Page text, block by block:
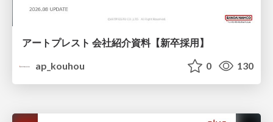
アートプレスト 会社紹介資料【新卒採用】
ap_kouhou
0 130